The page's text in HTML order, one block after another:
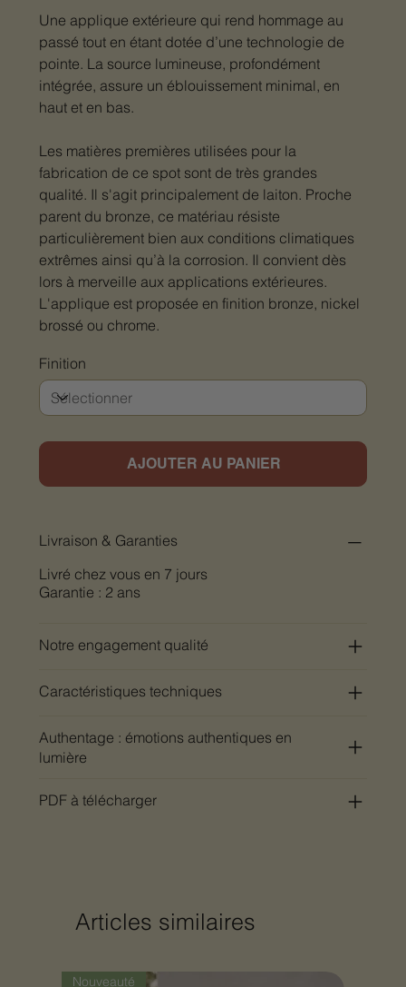
Une applique extérieure qui rend hommage au
passé tout en étant dotée d’une technologie de
pointe. La source lumineuse, profondément
intégrée, assure un éblouissement minimal, en
haut et en bas.
Les matières premières utilisées pour la
fabrication de ce spot sont de très grandes
qualité. Il s'agit principalement de laiton. Proche
parent du bronze, ce matériau résiste
particulièrement bien aux conditions climatiques
extrêmes ainsi qu’à la corrosion. Il convient dès
lors à merveille aux applications extérieures.
L'applique est proposée en finition bronze, nickel
brossé ou chrome.
Finition
AJOUTER AU PANIER
Livraison & Garanties
Livré chez vous en 7 jours
Garantie : 2 ans
Notre engagement qualité
Caractéristiques techniques
Authentage : émotions authentiques en
lumière
PDF à télécharger
Articles similaires
Nouveauté